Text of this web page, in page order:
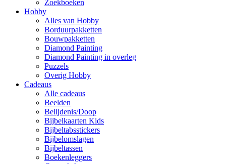
Zoekboeken
Hobby
Alles van Hobby
Borduurpakketten
Bouwpakketten
Diamond Painting
Diamond Painting in overleg
Puzzels
Overig Hobby
Cadeaus
Alle cadeaus
Beelden
Belijdenis/Doop
Bijbelkaarten Kids
Bijbeltabsstickers
Bijbelomslagen
Bijbeltassen
Boekenleggers